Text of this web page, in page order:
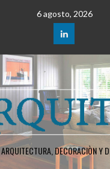
6 agosto, 2026
ARQUITECTURA, DECORACIÒN Y